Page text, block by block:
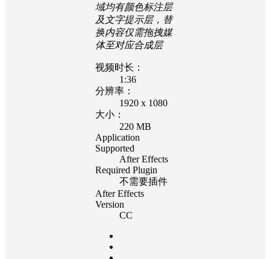
域均有颜色标注层
及文字提示层，替
换内容仅需拖拽媒
体至对应合成层
视频时长：
1:36
分辨率：
1920 x 1080
大小：
220 MB
Application
Supported
After Effects
Required Plugin
不需要插件
After Effects
Version
CC